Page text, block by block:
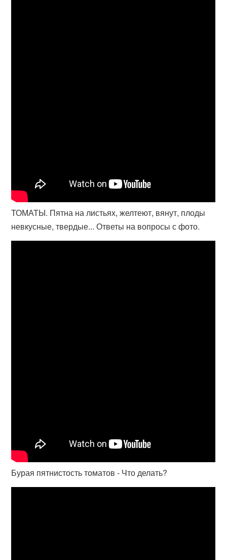
ТОМАТЫ. Пятна на листьях, желтеют, вянут, плоды
невкусные, твердые... Ответы на вопросы с фото.
Бурая пятнистость томатов - Что делать?